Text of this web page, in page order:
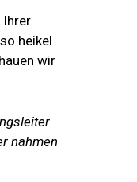
Ihrer
heikel
wir
nahmen